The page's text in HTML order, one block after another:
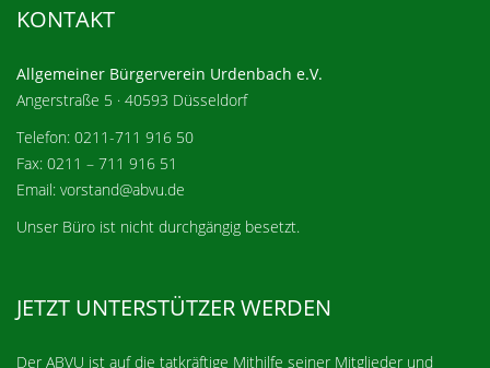
KONTAKT
Allgemeiner Bürgerverein Urdenbach e.V.
Angerstraße 5 · 40593 Düsseldorf
Telefon: 0211-711 916 50
Fax: 0211 – 711 916 51
Email: vorstand@abvu.de
Unser Büro ist nicht durchgängig besetzt.
JETZT UNTERSTÜTZER WERDEN
Der ABVU ist auf die tatkräftige Mithilfe seiner Mitglieder und